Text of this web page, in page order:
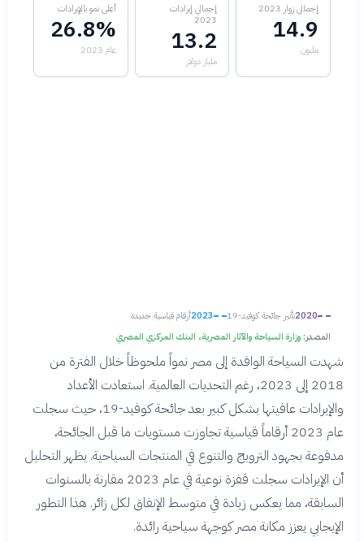
إجمالي زوار 2023
14.9
مليون
إجمالي إيرادات
2023
13.2
مليار دولار
أعلى نمو بالإيرادات
26.8%
عام 2023
2020تأثير جائحة كوفيد-19 2023أرقام قياسية جديدة
المصدر: وزارة السياحة والآثار المصرية، البنك المركزي المصري
شهدت السياحة الوافدة إلى مصر نمواً ملحوظاً خلال الفترة من
2018 إلى 2023، رغم التحديات العالمية. استعادت الأعداد
والإيرادات عافيتها بشكل كبير بعد جائحة كوفيد-19، حيث سجلت
عام 2023 أرقاماً قياسية تجاوزت مستويات ما قبل الجائحة،
مدفوعة بجهود الترويج والتنوع في المنتجات السياحية. يظهر التحليل
أن الإيرادات سجلت قفزة نوعية في عام 2023 مقارنة بالسنوات
السابقة، مما يعكس زيادة في متوسط الإنفاق لكل زائر. هذا التطور
الإيجابي يعزز مكانة مصر كوجهة سياحية رائدة.